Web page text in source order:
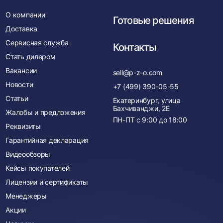
О компании
Доставка
Сервисная служба
Стать дилером
Вакансии
Новости
Статьи
Жалобы и предложения
Реквизиты
Гарантийная декларация
Видеообзоры
Кейсы покупателей
Лицензии и сертификаты
Менеджеры
Акции
Готовые решения
Контакты
sell@p-z-o.com
+7 (499) 390-05-55
Екатеринбург, улица
Бахчиванджи, 2Е
ПН-ПТ с 9:00 до 18:00